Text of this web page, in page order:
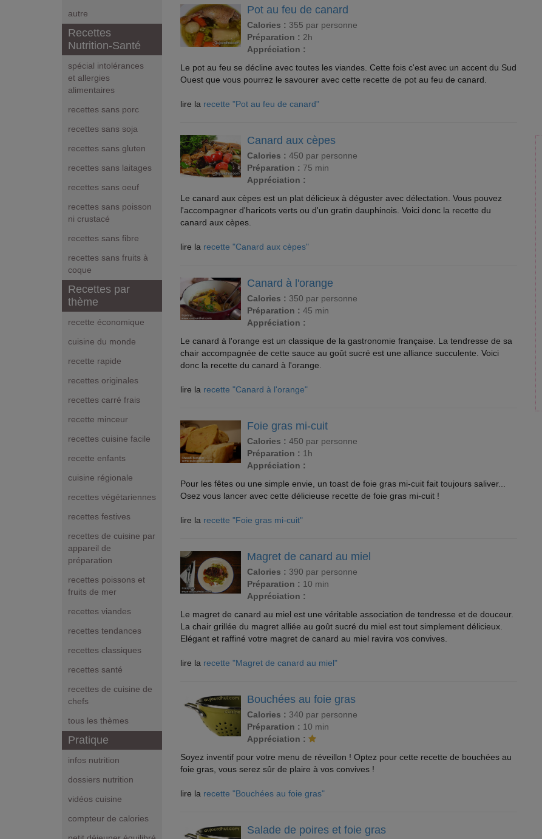
autre
Recettes
Nutrition-Santé
spécial intolérances
et allergies
alimentaires
recettes sans porc
recettes sans soja
recettes sans gluten
recettes sans laitages
recettes sans oeuf
recettes sans poisson
ni crustacé
recettes sans fibre
recettes sans fruits à
coque
Recettes par
thème
recette économique
cuisine du monde
recette rapide
recettes originales
recettes carré frais
recette minceur
recettes cuisine facile
recette enfants
cuisine régionale
recettes végétariennes
recettes festives
recettes de cuisine par
appareil de
préparation
recettes poissons et
fruits de mer
recettes viandes
recettes tendances
recettes classiques
recettes santé
recettes de cuisine de
chefs
tous les thèmes
Pratique
infos nutrition
dossiers nutrition
vidéos cuisine
compteur de calories
Pot au feu de canard
Calories : 355 par personne
Préparation : 2h
Appréciation :
Le pot au feu se décline avec toutes les viandes. Cette fois c'est avec un accent du Sud
Ouest que vous pourrez le savourer avec cette recette de pot au feu de canard.
lire la recette "Pot au feu de canard"
Canard aux cèpes
Calories : 450 par personne
Préparation : 75 min
Appréciation :
Le canard aux cèpes est un plat délicieux à déguster avec délectation. Vous pouvez
l'accompagner d'haricots verts ou d'un gratin dauphinois. Voici donc la recette du
canard aux cèpes.
lire la recette "Canard aux cèpes"
Canard à l'orange
Calories : 350 par personne
Préparation : 45 min
Appréciation :
Le canard à l'orange est un classique de la gastronomie française. La tendresse de sa
chair accompagnée de cette sauce au goût sucré est une alliance succulente. Voici
donc la recette du canard à l'orange.
lire la recette "Canard à l'orange"
Foie gras mi-cuit
Calories : 450 par personne
Préparation : 1h
Appréciation :
Pour les fêtes ou une simple envie, un toast de foie gras mi-cuit fait toujours saliver...
Osez vous lancer avec cette délicieuse recette de foie gras mi-cuit !
lire la recette "Foie gras mi-cuit"
Magret de canard au miel
Calories : 390 par personne
Préparation : 10 min
Appréciation :
Le magret de canard au miel est une véritable association de tendresse et de douceur.
La chair grillée du magret alliée au goût sucré du miel est tout simplement délicieux.
Elégant et raffiné votre magret de canard au miel ravira vos convives.
lire la recette "Magret de canard au miel"
Bouchées au foie gras
Calories : 340 par personne
Préparation : 10 min
Appréciation :
Soyez inventif pour votre menu de réveillon ! Optez pour cette recette de bouchées au
foie gras, vous serez sûr de plaire à vos convives !
lire la recette "Bouchées au foie gras"
Salade de poires et foie gras